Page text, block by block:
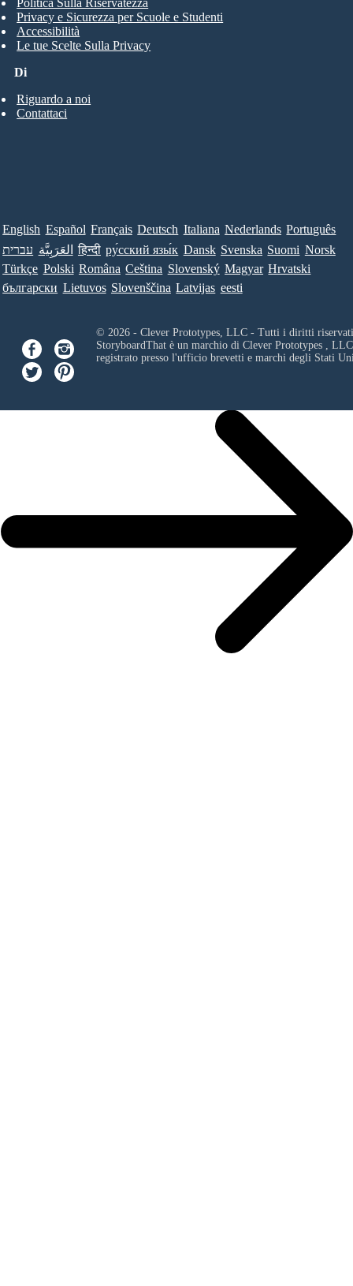
Di
Riguardo a noi
Contattaci
Politica Sulla Riservatezza
Privacy e Sicurezza per Scuole e Studenti
Accessibilità
Le tue Scelte Sulla Privacy
English Español Français Deutsch Italiana Nederlands Português
עברית العَرَبِيَّة हिन्दी ру́сский язы́к Dansk Svenska Suomi Norsk
Türkçe Polski Româna Ceština Slovenský Magyar Hrvatski
български Lietuvos Slovenščina Latvijas eesti
© 2026 - Clever Prototypes, LLC - Tutti i diritti
StoryboardThat è un marchio di Clever Prototypes , LLC
registrato presso l'ufficio brevetti e marchi degli Stati